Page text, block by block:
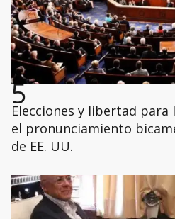
5
Elecciones y libertad
el pronunciamiento
de EE. UU.